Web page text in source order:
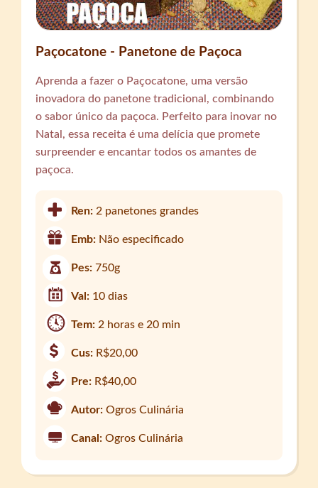
Paçocatone - Panetone de Paçoca
Aprenda a fazer o Paçocatone, uma versão
inovadora do panetone tradicional, combinando
o sabor único da paçoca. Perfeito para inovar no
Natal, essa receita é uma delícia que promete
surpreender e encantar todos os amantes de
paçoca.
Ren: 2 panetones grandes
Emb: Não especificado
Pes:750g
Val: 10 dias
Tem: 2 horas e 20 min
Cus: R$20,00
Pre: R$40,00
Autor: Ogros Culinária
Canal: Ogros Culinária